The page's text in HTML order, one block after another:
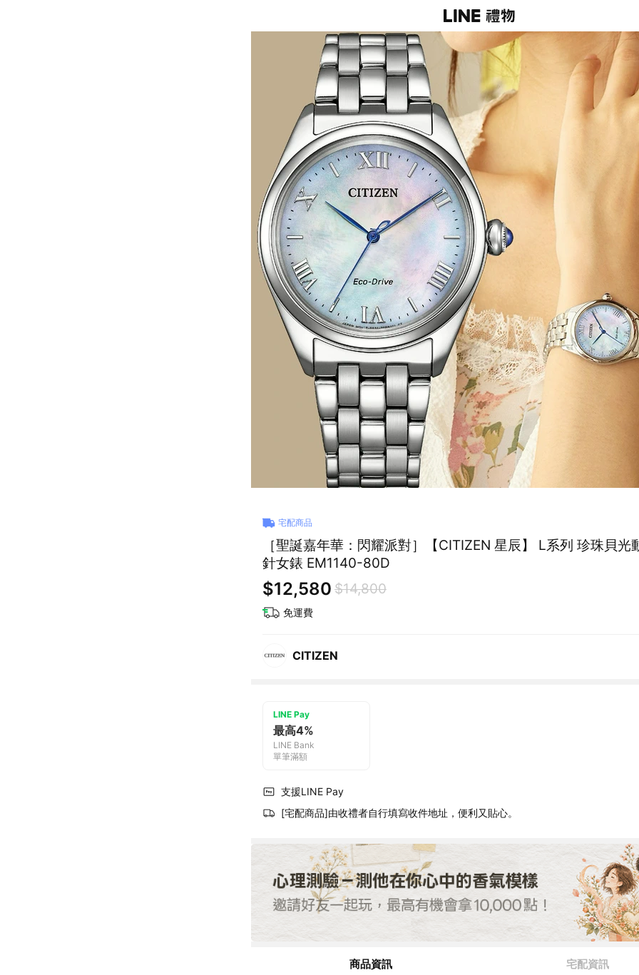
宅配商品
［聖誕嘉年華：閃耀派對］【CITIZEN 星辰】 L系列 珍珠貝光
針女錶 EM1140-80D
$12,580 $14,800
免運費
CITIZEN
LINE Pay
最高4%
LINE Bank
單筆滿額
支援LINE Pay
[宅配商品]由收禮者自行填寫收件地址，便利又貼心。
商品資訊 宅配資訊